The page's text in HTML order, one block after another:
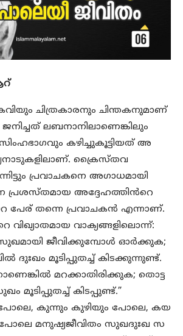
ചിത്രകാരനും ചിന്തകനുമാണ്
ലബനാനിലാണെങ്കിലും
കഴിച്ചുകൂട്ടിയത് അ
ക്രൈസ്തവ
പ്രവാചകനെ അഗാധമായി
പ്രശസ്തമായ അദ്ദേഹത്തിൻറെ
തന്നെ പ്രവാചകൻ എന്നാണ്.
വിഖ്യാതമായ വാക്യങ്ങളിലൊന്ന്:
ജീവിക്കുമ്പോൾ ഓർക്കുക;
ദുഃഖം മൂടിപ്പുതച്ച് കിടക്കുന്നുണ്ട്.
മറക്കാതിരിക്കുക; തൊട്ട
മൂടിപ്പുതച്ച് കിടപ്പുണ്ട്.”
കുന്നും കുഴിയും പോലെ, കയ
പോലെ മനുഷ്യജീവിതം സുഖദുഃഖ സ